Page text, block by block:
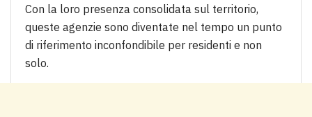
Con la loro presenza consolidata sul territorio,
queste agenzie sono diventate nel tempo un punto
di riferimento inconfondibile per residenti e non
solo.